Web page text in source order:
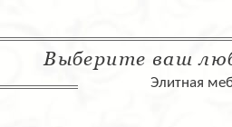
Выберите ваш
Элитная